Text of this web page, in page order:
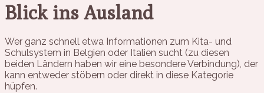
Blick ins Ausland
Wer ganz schnell etwa Informationen zum Kita- und
Schulsystem in Belgien oder Italien sucht (zu diesen
beiden Ländern haben wir eine besondere Verbindung), der
kann entweder stöbern oder direkt in diese Kategorie
hüpfen.